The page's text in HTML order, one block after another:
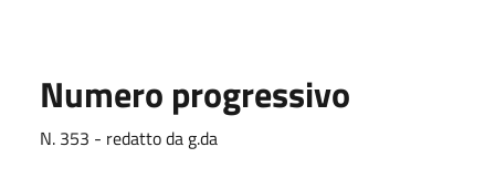
Numero progressivo
N. 353 - redatto da g.da